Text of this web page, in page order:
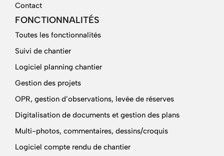
Contact
FONCTIONNALITÉS
Toutes les fonctionnalités
Suivi de chantier
Logiciel planning chantier
Gestion des projets
OPR, gestion d’observations, levée de réserves
Digitalisation de documents et gestion des plans
Multi-photos, commentaires, dessins/croquis
Logiciel compte rendu de chantier